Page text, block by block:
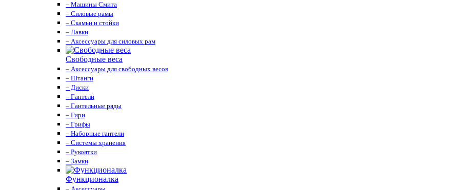
– Машины Смита
– Силовые рамы
– Скамьи и стойки
– Лавки
– Аксессуары для силовых рам
Свободные веса
– Аксессуары для свободных весов
– Штанги
– Диски
– Гантели
– Гантельные ряды
– Гири
– Грифы
– Наборные гантели
– Системы хранения
– Рукоятки
– Замки
Функционалка